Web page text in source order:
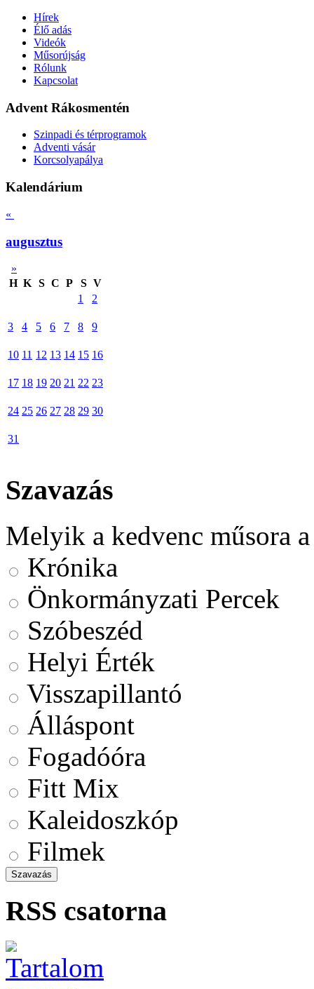
Hírek
Élő adás
Videók
Műsorújság
Rólunk
Kapcsolat
Advent Rákosmentén
Szinpadi és térprogramok
Adventi vásár
Korcsolyapálya
Kalendárium
«
augusztus
»
H K S C P S V
1
2
3 4 5 6 7 8 9
10 11 12 13 14 15 16
17 18 19 20 21 22 23
24 25 26 27 28 29 30
31
Szavazás
Melyik a kedvenc műsora
Krónika
Önkormányzati Percek
Szóbeszéd
Helyi Érték
Visszapillantó
Álláspont
Fogadóóra
Fitt Mix
Kaleidoszkóp
Filmek
RSS csatorna